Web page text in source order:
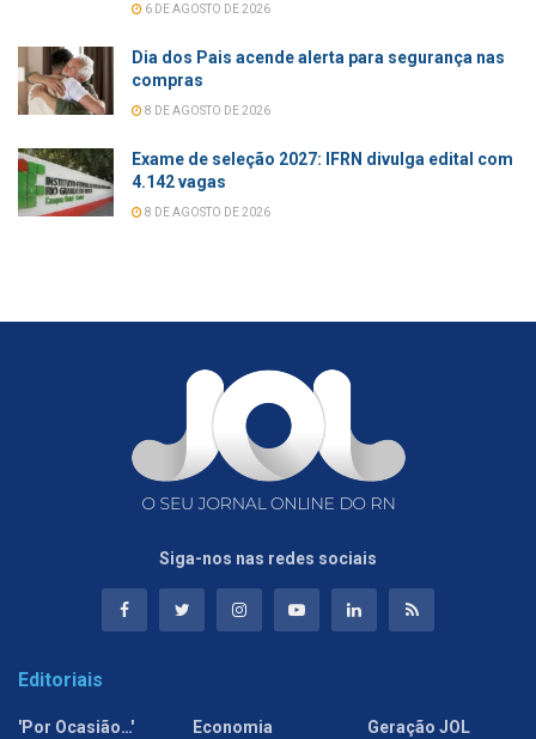
6 DE AGOSTO DE 2026
Dia dos Pais acende alerta para segurança nas
compras
8 DE AGOSTO DE 2026
Exame de seleção 2027: IFRN divulga edital com
4.142 vagas
8 DE AGOSTO DE 2026
Siga-nos nas redes sociais
Editoriais
'Por Ocasião…'
Economia
Geração JOL